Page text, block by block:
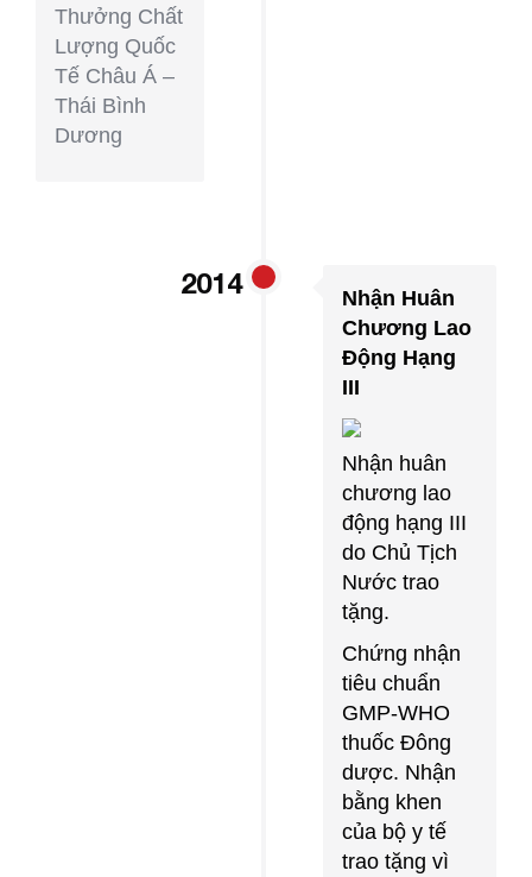
Thưởng Chất
Lượng Quốc
Tế Châu Á –
Thái Bình
Dương
2014
Nhận Huân
Chương Lao
Động Hạng
III
Nhận huân
chương lao
động hạng III
do Chủ Tịch
Nước trao
tặng.
Chứng nhận
tiêu chuẩn
GMP-WHO
thuốc Đông
dược. Nhận
bằng khen
của bộ y tế
trao tặng vì